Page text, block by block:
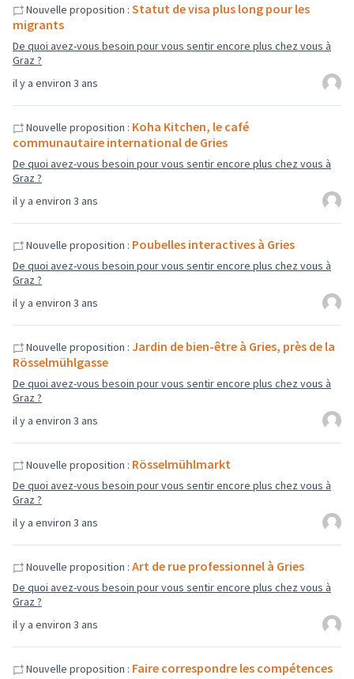
il y a environ 3 ans
Nouvelle proposition : Statut de visa plus long pour les
migrants
De quoi avez-vous besoin pour vous sentir encore plus chez vous à
Graz ?
il y a environ 3 ans
Nouvelle proposition : Koha Kitchen, le café
communautaire international de Gries
De quoi avez-vous besoin pour vous sentir encore plus chez vous à
Graz ?
il y a environ 3 ans
Nouvelle proposition : Poubelles interactives à Gries
De quoi avez-vous besoin pour vous sentir encore plus chez vous à
Graz ?
il y a environ 3 ans
Nouvelle proposition : Jardin de bien-être à Gries, près de la
Rösselmühlgasse
De quoi avez-vous besoin pour vous sentir encore plus chez vous à
Graz ?
il y a environ 3 ans
Nouvelle proposition : Rösselmühlmarkt
De quoi avez-vous besoin pour vous sentir encore plus chez vous à
Graz ?
il y a environ 3 ans
Nouvelle proposition : Art de rue professionnel à Gries
De quoi avez-vous besoin pour vous sentir encore plus chez vous à
Graz ?
Nouvelle proposition : Faire correspondre les compétences